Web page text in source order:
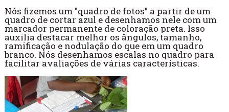
Nós fizemos um "quadro de fotos" a partir de um
quadro de cortar azul e desenhamos nele com um
marcador permanente de coloração preta. Isso
auxilia destacar melhor os ângulos, tamanho,
ramificação e nodulação do que em um quadro
branco. Nós desenhamos escalas no quadro para
facilitar avaliações de várias características.